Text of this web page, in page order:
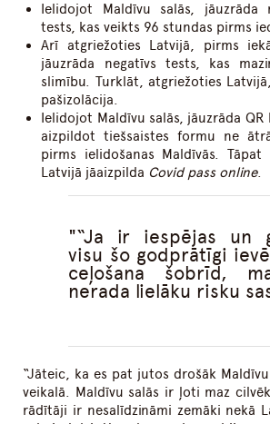
Ielidojot Maldīvu salās, jāuzrāda
tests, kas veikts 96 stundas pirms
Arī atgriežoties Latvijā, pirms
jāuzrāda negatīvs tests, kas
slimību. Turklāt, atgriežoties
pašizolācija.
Ielidojot Maldīvu salās, jāuzrāda
aizpildot tiešsaistes formu ne
pirms ielidošanas Maldīvās. Tāpat
Latvijā jāaizpilda Covid pass online.
“Ja ir iespējas un
visu šo godprātīgi
ceļošana šobrīd,
nerada lielāku risku
“Jāteic, ka es pat jutos drošāk
veikalā. Maldīvu salās ir ļoti maz
rādītāji ir nesalīdzināmi zemāki nekā